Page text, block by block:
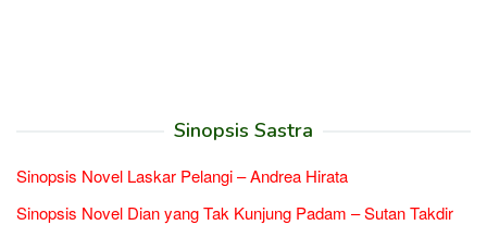
Sinopsis Sastra
Sinopsis Novel Laskar Pelangi – Andrea Hirata
Sinopsis Novel Dian yang Tak Kunjung Padam – Sutan Takdir